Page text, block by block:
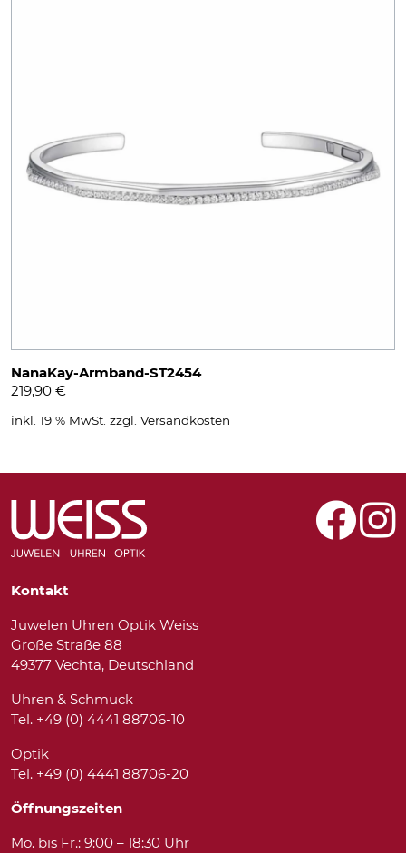
NanaKay-Armband-ST2454
219,90 €
inkl. 19 % MwSt. zzgl. Versandkosten
Kontakt
Juwelen Uhren Optik Weiss
Große Straße 88
49377 Vechta, Deutschland
Uhren & Schmuck
Tel. +49 (0) 4441 88706-10
Optik
Tel. +49 (0) 4441 88706-20
Öffnungszeiten
Mo. bis Fr.: 9:00 – 18:30 Uhr